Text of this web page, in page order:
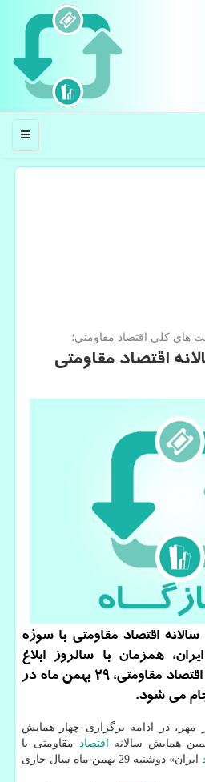
منو
های كلی اقتصاد مقاومتی؛
اقتصاد مقاومتی
اقتصاد مقاومتی با سوژه
همزمان با سالروز ابلاغ
سیاست های كلی و روز اقتصاد مقاومتی، ۲۹ بهمن ماه در
می شود.
مهر، در ادامه برگزاری چهار همایش
همایش سالانه اقتصاد
مقاومتی با
ایران» دوشنبه 29 بهمن ماه سال جاری